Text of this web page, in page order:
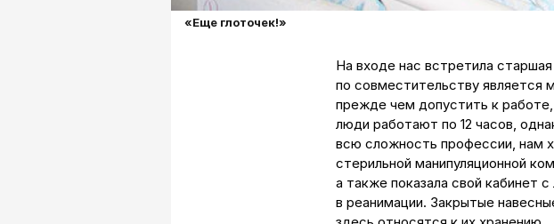
«Еще глоточек!»
На входе нас встретила
по совместительству является
прежде чем допустить к
люди работают по 12 часов,
всю сложность профессии, нам
стерильной манипуляционной
а также показала свой кабинет
в реанимации. Закрытые